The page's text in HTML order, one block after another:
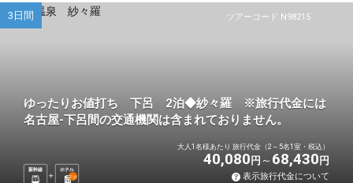
ツアーコード N98215
3日間
ゆったりお値打ち 下呂 2泊◆紗々羅 ※旅行代金には
名古屋-下呂間の交通機関は含まれておりません。
新幹線
ホテル
2泊
大人1名様あたり 旅行代金（2～5名1室・税込）
40,080 円 68,430 円
表示旅行代金について